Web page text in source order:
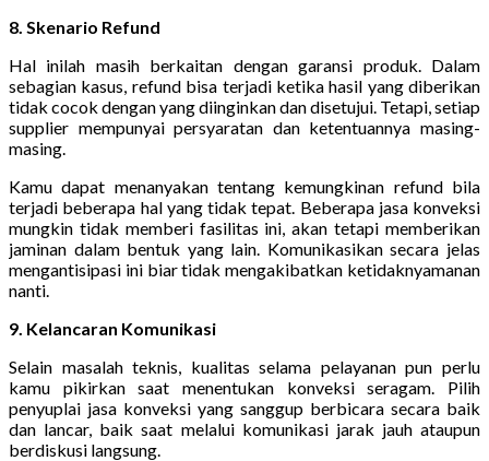
8. Skenario Refund
Hal inilah masih berkaitan dengan garansi produk. Dalam
sebagian kasus, refund bisa terjadi ketika hasil yang diberikan
tidak cocok dengan yang diinginkan dan disetujui. Tetapi, setiap
supplier mempunyai persyaratan dan ketentuannya masing-
masing.
Kamu dapat menanyakan tentang kemungkinan refund bila
terjadi beberapa hal yang tidak tepat. Beberapa jasa konveksi
mungkin tidak memberi fasilitas ini, akan tetapi memberikan
jaminan dalam bentuk yang lain. Komunikasikan secara jelas
mengantisipasi ini biar tidak mengakibatkan ketidaknyamanan
nanti.
9. Kelancaran Komunikasi
Selain masalah teknis, kualitas selama pelayanan pun perlu
kamu pikirkan saat menentukan konveksi seragam. Pilih
penyuplai jasa konveksi yang sanggup berbicara secara baik
dan lancar, baik saat melalui komunikasi jarak jauh ataupun
berdiskusi langsung.